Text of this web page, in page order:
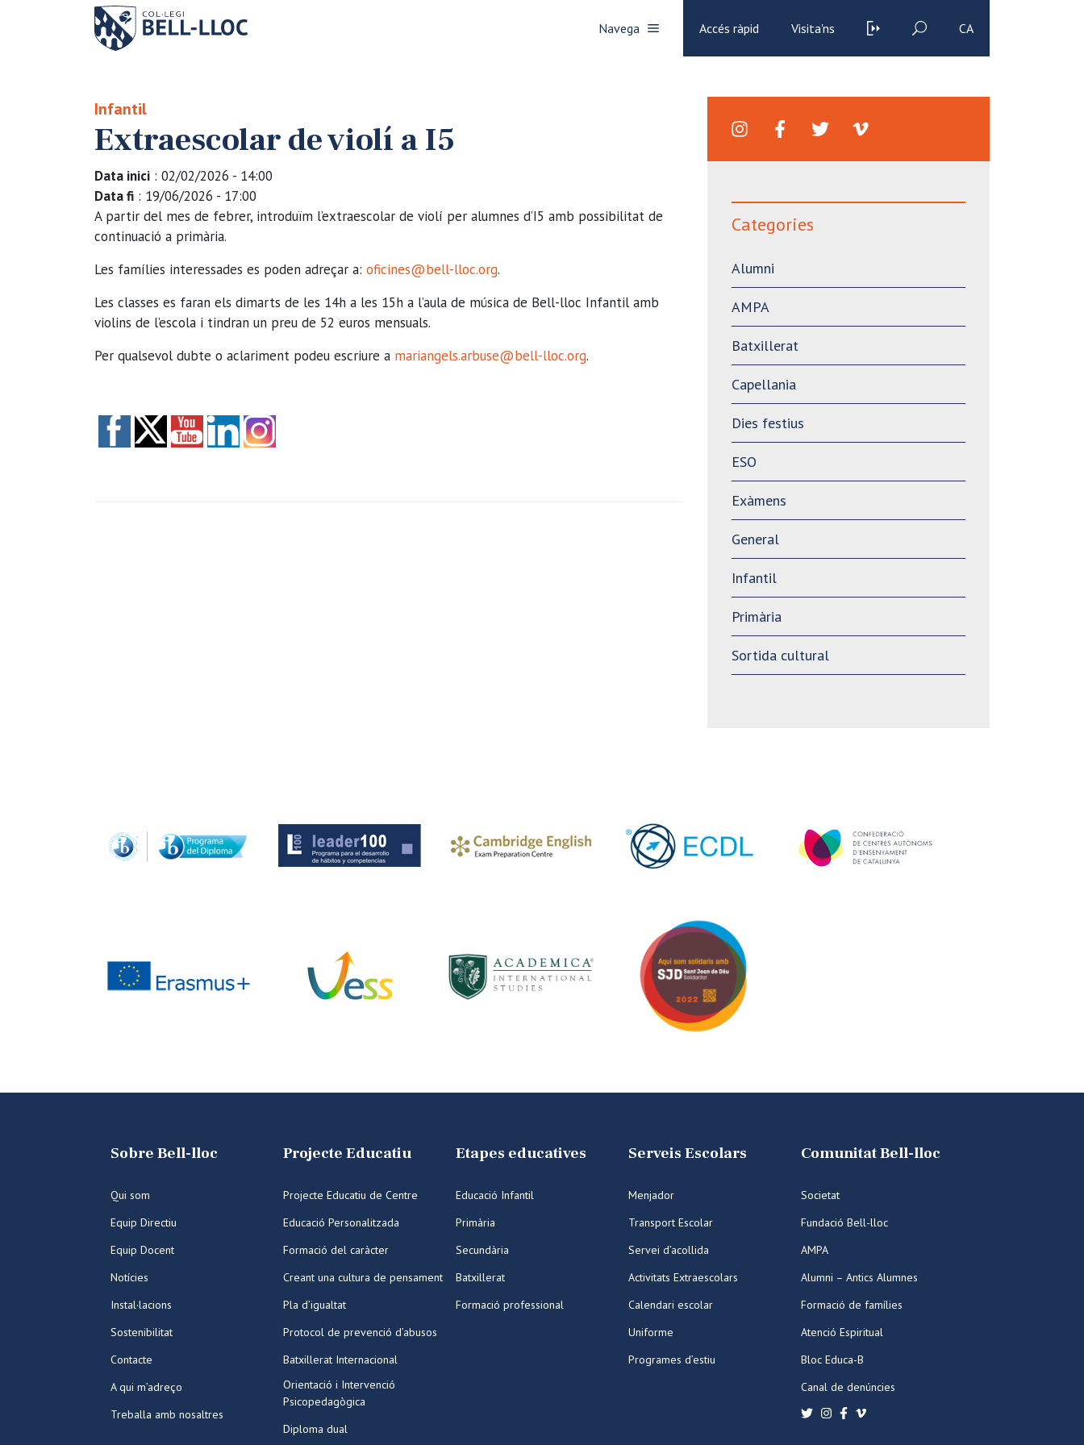
Navega Accés ràpid Visita'ns CA
Infantil
Extraescolar de violí a I5
Data inici : 02/02/2026 - 14:00
Data fi : 19/06/2026 - 17:00
A partir del mes de febrer, introduïm l’extraescolar de violí per alumnes d’I5 amb possibilitat de
continuació a primària.
Les famílies interessades es poden adreçar a: oficines@bell-lloc.org.
Les classes es faran els dimarts de les 14h a les 15h a l’aula de música de Bell-lloc Infantil amb
violins de l’escola i tindran un preu de 52 euros mensuals.
Per qualsevol dubte o aclariment podeu escriure a mariangels.arbuse@bell-lloc.org.
Categories
Alumni
AMPA
Batxillerat
Capellania
Dies festius
ESO
Exàmens
General
Infantil
Primària
Sortida cultural
Sobre Bell-lloc
Qui som
Equip Directiu
Equip Docent
Notícies
Instal·lacions
Sostenibilitat
Contacte
A qui m’adreço
Treballa amb nosaltres
Projecte Educatiu
Projecte Educatiu de Centre
Educació Personalitzada
Formació del caràcter
Creant una cultura de pensament
Pla d’igualtat
Protocol de prevenció d’abusos
Batxillerat Internacional
Orientació i Intervenció
Psicopedagògica
Diploma dual
Etapes educatives
Educació Infantil
Primària
Secundària
Batxillerat
Formació professional
Serveis Escolars
Menjador
Transport Escolar
Servei d’acollida
Activitats Extraescolars
Calendari escolar
Uniforme
Programes d’estiu
Comunitat Bell-lloc
Societat
Fundació Bell-lloc
AMPA
Alumni – Antics Alumnes
Formació de famílies
Atenció Espiritual
Bloc Educa-B
Canal de denúncies